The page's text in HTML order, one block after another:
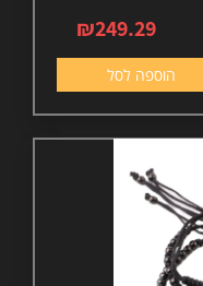
₪249.29
הוספה לסל